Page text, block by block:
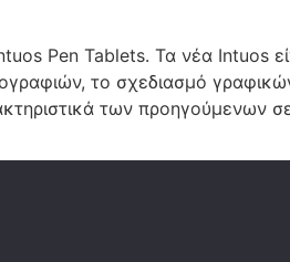
Pen Tablets. Τα νέα Intuos
το σχεδιασμό
των προηγούμενων